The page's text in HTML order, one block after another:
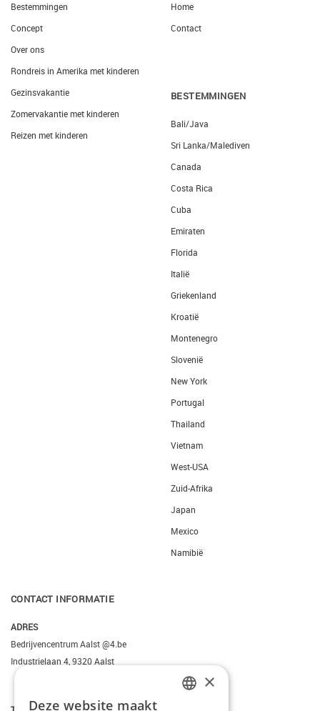
Bestemmingen
Concept
Over ons
Rondreis in Amerika met kinderen
Gezinsvakantie
Zomervakantie met kinderen
Reizen met kinderen
Home
Contact
BESTEMMINGEN
Bali/Java
Sri Lanka/Malediven
Canada
Costa Rica
Cuba
Emiraten
Florida
Italië
Griekenland
Kroatië
Montenegro
Slovenië
New York
Portugal
Thailand
Vietnam
West-USA
Zuid-Afrika
Japan
Mexico
Namibië
CONTACT INFORMATIE
ADRES
Bedrijvencentrum Aalst @4.be
Industrielaan 4, 9320 Aalst
×
Deze website maakt